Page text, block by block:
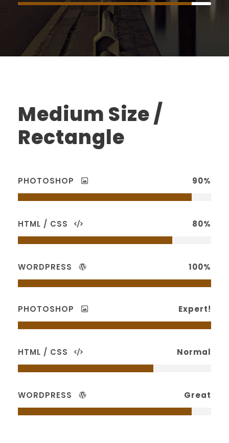
Medium Size /
Rectangle
PHOTOSHOP 90%
HTML / CSS 80%
WORDPRESS 100%
PHOTOSHOP Expert!
HTML / CSS Normal
WORDPRESS Great